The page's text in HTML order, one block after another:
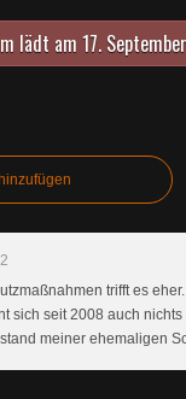
trifft es
sich seit 2008 auch
meiner ehemaligen